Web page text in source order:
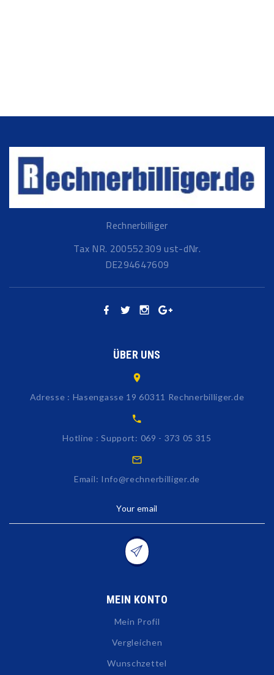
Rechnerbilliger
Tax NR. 200552309 ust-dNr.
DE294647609
ÜBER UNS
Adresse : Hasengasse 19 60311 Rechnerbilliger.de
Hotline : Support: 069 - 373 05 315
Email: Info@rechnerbilliger.de
Your email
MEIN KONTO
Mein Profil
Vergleichen
Wunschzettel